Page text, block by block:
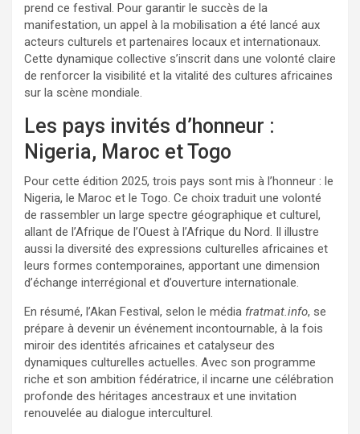
prend ce festival. Pour garantir le succès de la
manifestation, un appel à la mobilisation a été lancé aux
acteurs culturels et partenaires locaux et internationaux.
Cette dynamique collective s’inscrit dans une volonté claire
de renforcer la visibilité et la vitalité des cultures africaines
sur la scène mondiale.
Les pays invités d’honneur :
Nigeria, Maroc et Togo
Pour cette édition 2025, trois pays sont mis à l’honneur : le
Nigeria, le Maroc et le Togo. Ce choix traduit une volonté
de rassembler un large spectre géographique et culturel,
allant de l’Afrique de l’Ouest à l’Afrique du Nord. Il illustre
aussi la diversité des expressions culturelles africaines et
leurs formes contemporaines, apportant une dimension
d’échange interrégional et d’ouverture internationale.
En résumé, l’Akan Festival, selon le média fratmat.info, se
prépare à devenir un événement incontournable, à la fois
miroir des identités africaines et catalyseur des
dynamiques culturelles actuelles. Avec son programme
riche et son ambition fédératrice, il incarne une célébration
profonde des héritages ancestraux et une invitation
renouvelée au dialogue interculturel.